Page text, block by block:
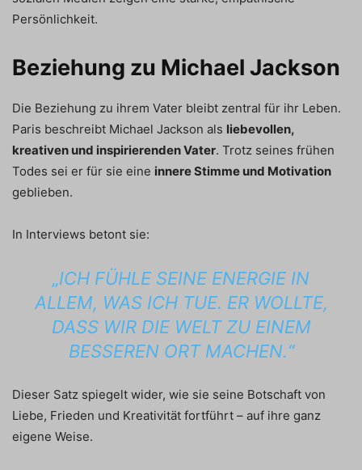
Persönlichkeit.
Beziehung zu Michael Jackson
Die Beziehung zu ihrem Vater bleibt zentral für ihr Leben.
Paris beschreibt Michael Jackson als liebevollen,
kreativen und inspirierenden Vater. Trotz seines frühen
Todes sei er für sie eine innere Stimme und Motivation
geblieben.
In Interviews betont sie:
„ICH FÜHLE SEINE ENERGIE IN
ALLEM, WAS ICH TUE. ER WOLLTE,
DASS WIR DIE WELT ZU EINEM
BESSEREN ORT MACHEN.“
Dieser Satz spiegelt wider, wie sie seine Botschaft von
Liebe, Frieden und Kreativität fortführt – auf ihre ganz
eigene Weise.